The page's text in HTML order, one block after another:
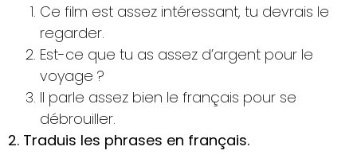
Ce film est assez intéressant, tu devrais le
regarder.
Est-ce que tu as assez d’argent pour le
voyage ?
Il parle assez bien le français pour se
débrouiller.
2. Traduis les phrases en français.